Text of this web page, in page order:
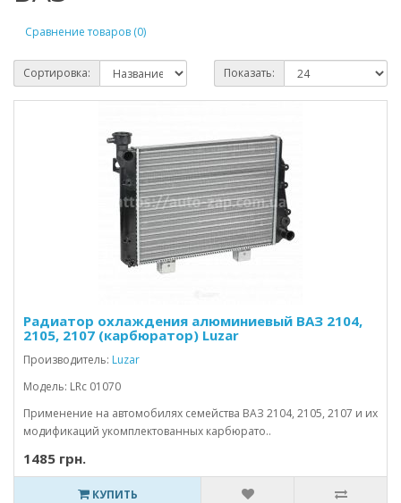
Сравнение товаров (0)
Сортировка: Показать:
Радиатор охлаждения алюминиевый ВАЗ 2104,
2105, 2107 (карбюратор) Luzar
Производитель: Luzar
Модель: LRc 01070
Применение на автомобилях семейства ВАЗ 2104, 2105, 2107 и их
модификаций укомплектованных карбюрато..
1485 грн.
КУПИТЬ